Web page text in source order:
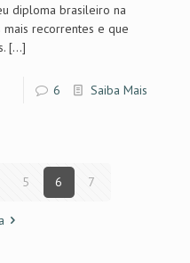
diploma brasileiro na
mais recorrentes e que
[…]
6 Saiba Mais
5 6 7